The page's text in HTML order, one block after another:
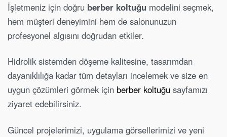
İşletmeniz için doğru berber koltuğu modelini seçmek,
hem müşteri deneyimini hem de salonunuzun
profesyonel algısını doğrudan etkiler.
Hidrolik sistemden döşeme kalitesine, tasarımdan
dayanıklılığa kadar tüm detayları incelemek ve size en
uygun çözümleri görmek için berber koltuğu sayfamızı
ziyaret edebilirsiniz.
Güncel projelerimizi, uygulama görsellerimizi ve yeni